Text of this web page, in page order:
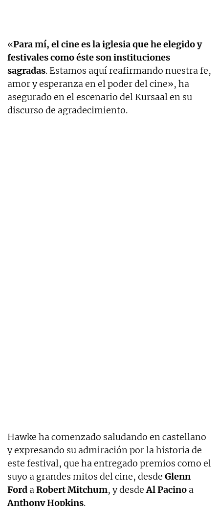
«Para mí, el cine es la iglesia que he elegido y
festivales como éste son instituciones
sagradas. Estamos aquí reafirmando nuestra fe,
amor y esperanza en el poder del cine», ha
asegurado en el escenario del Kursaal en su
discurso de agradecimiento.
Hawke ha comenzado saludando en castellano
y expresando su admiración por la historia de
este festival, que ha entregado premios como el
suyo a grandes mitos del cine, desde Glenn
Ford aRobert Mitchum, y desdeAl Pacino a
Anthony Hopkins.